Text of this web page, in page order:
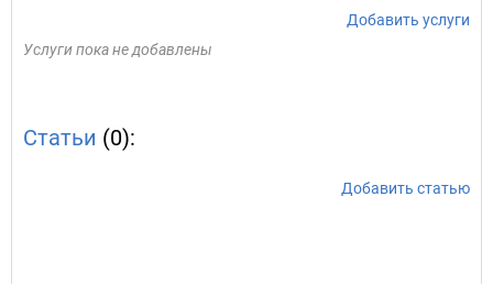
Добавить услуги
Услуги пока не добавлены
Статьи (0):
Добавить статью